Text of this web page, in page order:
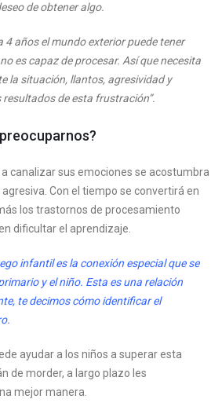
de obtener algo.
4 años el mundo exterior puede tener
es capaz de procesar. Así que necesita
la situación, llantos, agresividad y
de esta frustración”.
canalizar sus emociones se acostumbra
Con el tiempo se convertirá en
los trastornos de procesamiento
dificultar el aprendizaje.
infantil es la conexión especial que se
y el niño. Esta es una relación
te decimos cómo identificar el
ayudar a los niños a superar esta
de morder, a largo plazo les
mejor manera.